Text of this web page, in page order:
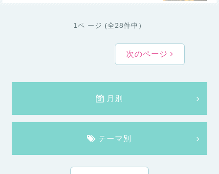
1ペ ージ (全28件中）
次のページ
月別
テーマ別